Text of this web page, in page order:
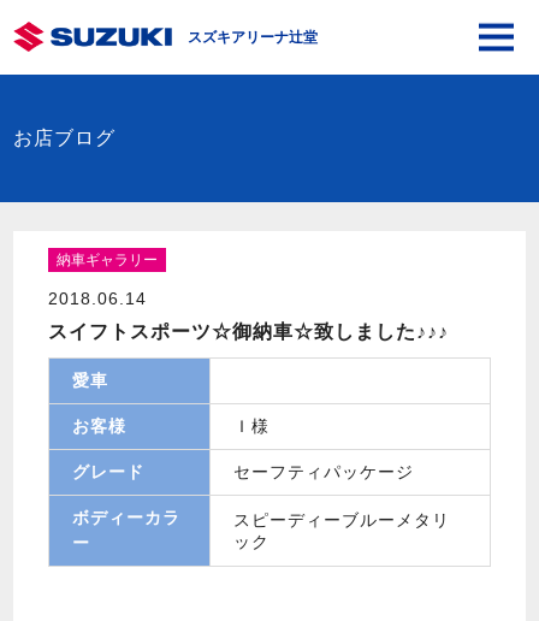
スズキアリーナ辻堂
お店ブログ
納車ギャラリー
2018.06.14
スイフトスポーツ☆御納車☆致しました♪♪♪
愛車
お客様 Ｉ様
グレード セーフティパッケージ
ボディーカラ
ー
スピーディーブルーメタリ
ック